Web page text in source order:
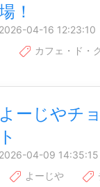
！
2026-04-16 12:23:10
カフェ・ド・
よーじやチ
ト
2026-04-09 14:35:15
よーじや